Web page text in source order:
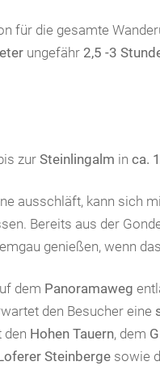
für die gesamte
ungefähr 2,5 -3
zurSteinlingalm in ca.
ausschläft, kann sich
Bereits aus der
genießen, wenn
dem Panoramaweg
den Besucher eine
den Hohen Tauern, dem
Steinberge sowie